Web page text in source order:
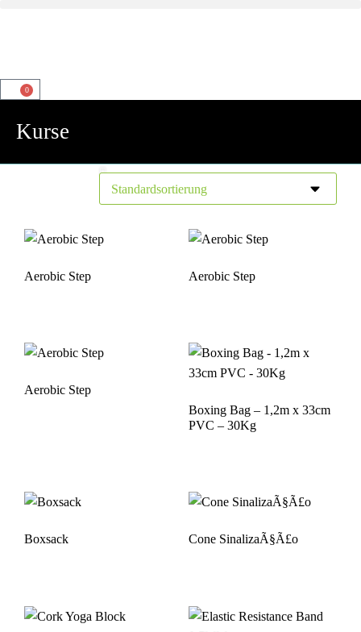
0
Kurse
Aerobic Step Aerobic Step
Aerobic Step
Boxing Bag – 1,2m x 33cm
PVC – 30Kg
Boxsack Cone SinalizaÃ§Ã£o